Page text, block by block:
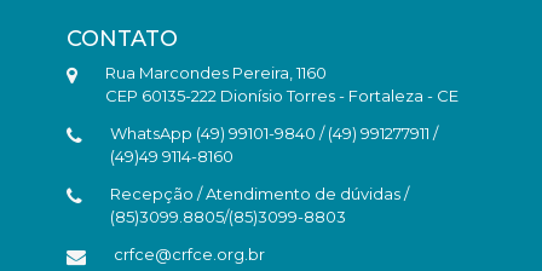
CONTATO
Rua Marcondes Pereira, 1160
CEP 60135-222 Dionísio Torres - Fortaleza - CE
WhatsApp (49) 99101-9840 / (49) 991277911 /
(49)49 9114-8160
Recepção / Atendimento de dúvidas /
(85)3099.8805/(85)3099-8803
crfce@crfce.org.br